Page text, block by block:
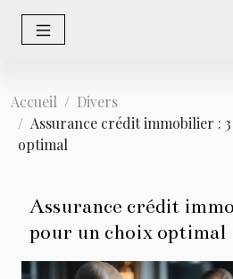
Accueil
Divers
Assurance crédit immobilier :
optimal
Assurance crédit
pour un choix optimal